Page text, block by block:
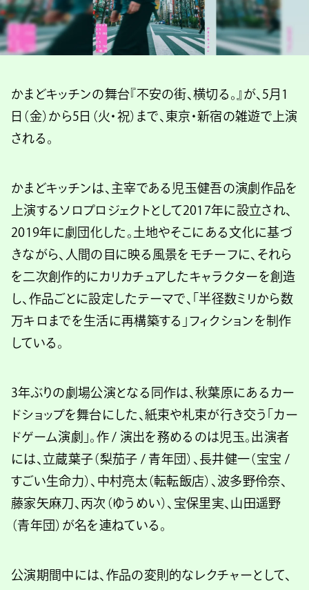
かまどキッチンの舞台『不安の街、横切る。』が、5月1
日（金）から5日（火・祝）まで、東京・新宿の雑遊で上演
される。
かまどキッチンは、主宰である児⽟健吾の演劇作品を
上演するソロプロジェクトとして2017年に設⽴され、
2019年に劇団化した。⼟地やそこにある⽂化に基づ
きながら、⼈間の⽬に映る⾵景をモチーフに、それら
を⼆次創作的にカリカチュアしたキャラクターを創造
し、作品ごとに設定したテーマで、「半径数ミリから数
万キロまでを⽣活に再構築する」フィクションを制作
している。
3年ぶりの劇場公演となる同作は、秋葉原にあるカー
ドショップを舞台にした、紙束や札束が⾏き交う「カー
ドゲーム演劇」。作 / 演出を務めるのは児⽟。出演者
には、⽴蔵葉⼦（梨茄⼦ / ⻘年団）、⻑井健⼀（宝宝 /
すごい⽣命⼒）、中村亮太（転転飯店）、波多野伶奈、
藤家⽮⿇⼑、丙次（ゆうめい）、宝保⾥実、⼭⽥遥野
（⻘年団）が名を連ねている。
公演期間中には、作品の変則的なレクチャーとして、